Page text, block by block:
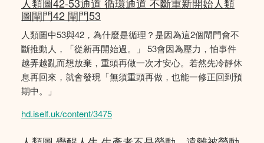
圖閘門42 閘門53
人類圖中53與42，為什麼是循理？是因為這2個閘門會不
斷推動人，「從新再開始過。」 53會因為壓力，怕事件
越弄越亂而想放棄，重頭再做一次才安心。若然先冷靜休
息再回來，就會發現「無須重頭再做，也能一修正回到預
期中。」
hd.iself.uk/content/3475